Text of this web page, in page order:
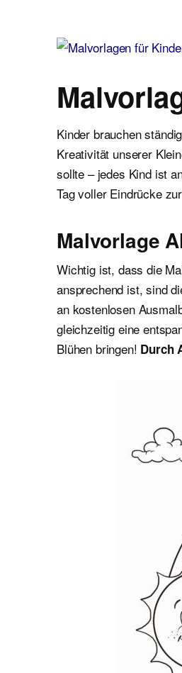
Kinder brauchen
Kreativität unserer
sollte – jedes Kind ist
Tag voller Eindrücke
Malvorlage
Wichtig ist, dass die
ansprechend ist, sind
an kostenlosen
gleichzeitig eine
Blühen bringen! Durch